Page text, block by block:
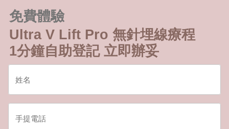
免費體驗
Ultra V Lift Pro 無針埋線療程
1分鐘自助登記 立即辦妥